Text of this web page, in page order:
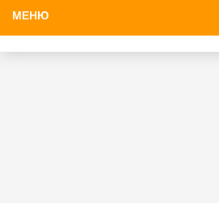
МЕНЮ